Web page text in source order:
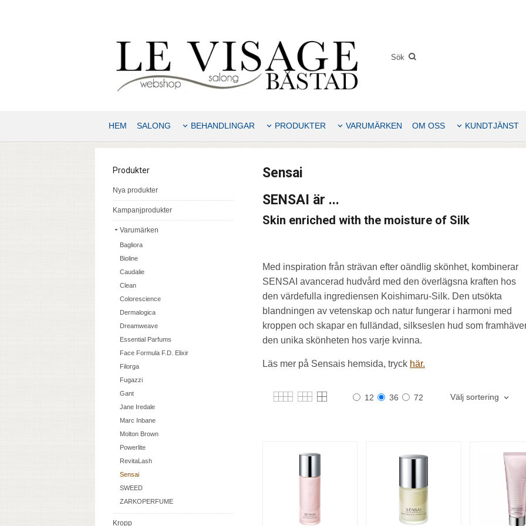
HEM SALONG BEHANDLINGAR PRODUKTER VARUMÄRKEN OM OSS KUNDTJÄNST
Produkter
Nya produkter
Kampanjprodukter
Varumärken
Bagliora
Bioline
Caudalie
Clean
Colorescience
Dermalogica
Dreamweave
Essential Parfums
Face Formula F.D. Elixir
Filorga
Fugazzi
Gant
Jane Iredale
Marc Inbane
Molton Brown
Powerlite
RevitaLash
Sensai
SWEED
ZARKOPERFUME
Kropp
Sensai
SENSAI är ...
Skin enriched with the moisture of
Med inspiration från strävan efter oändlig skönhet, kombinerar
SENSAI avancerad hudvård med den överlägsna kraften hos
den värdefulla ingrediensen Koishimaru-Silk. Den utsökta
blandningen av vetenskap och natur fungerar i harmoni med
kroppen och skapar en fulländad, silkseslen hud som
den unika skönheten hos varje kvinna.
Läs mer på Sensais hemsida, tryck här.
12 36 72 Välj sortering